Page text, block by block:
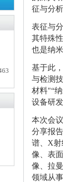
征与分
表征与
其特殊
也是纳
基于此
与检测
材料"“
设备研
本次会
分享报
谱、X射
像、表
像、拉
领域从